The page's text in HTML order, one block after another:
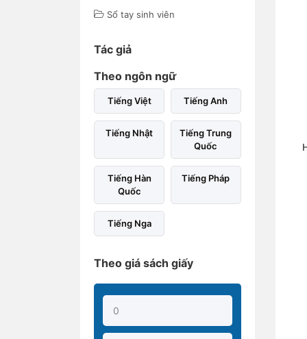
Sổ tay sinh viên
Tác giả
Theo ngôn ngữ
Tiếng Việt Tiếng Anh
Tiếng Nhật
Tiếng Trung
Quốc
Tiếng Hàn
Quốc
Tiếng Pháp
Tiếng Nga
Theo giá sách giấy